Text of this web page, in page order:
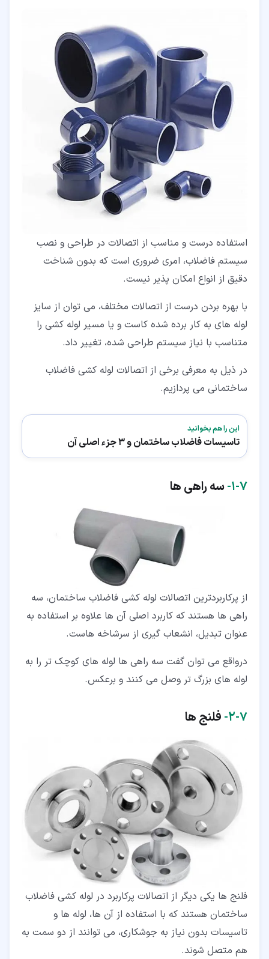
استفاده درست و مناسب از اتصالات در طراحی و نصب
سیستم فاضلاب، امری ضروری است که بدون شناخت
دقیق از انواع امکان پذیر نیست.
با بهره بردن درست از اتصالات مختلف، می توان از سایز
لوله های به کار برده شده کاست و یا مسیر لوله کشی را
متناسب با نیاز سیستم طراحی شده، تغییر داد.
در ذیل به معرفی برخی از اتصالات لوله کشی فاضلاب
ساختمانی می پردازیم.
این را هم بخوانید
تاسیسات فاضلاب ساختمان و 3 جزء اصلی آن
۷‏-‏۱‏- سه راهی ها
از پرکاربردترین اتصالات لوله کشی فاضلاب ساختمان، سه
راهی ها هستند که کاربرد اصلی آن ها علاوه بر استفاده به
عنوان تبدیل، انشعاب گیری از سرشاخه هاست.
درواقع می توان گفت سه راهی ها لوله های کوچک تر را به
لوله های بزرگ تر وصل می کنند و برعکس.
۷‏-‏۲‏- فلنج ها
فلنج ها یکی دیگر از اتصالات پرکاربرد در لوله کشی فاضلاب
ساختمان هستند که با استفاده از آن ها، لوله ها و
تاسیسات بدون نیاز به جوشکاری، می توانند از دو سمت به
هم متصل شوند.